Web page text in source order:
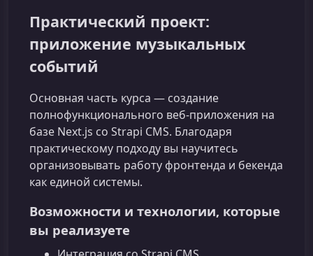
Практический проект:
приложение музыкальных
событий
Основная часть курса — создание
полнофункционального веб‑приложения на
базе Next.js со Strapi CMS. Благодаря
практическому подходу вы научитесь
организовывать работу фронтенда и бекенда
как единой системы.
Возможности и технологии, которые
вы реализуете